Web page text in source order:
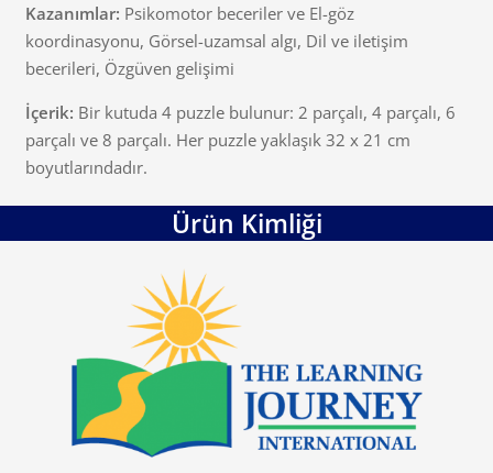
Kazanımlar: Psikomotor beceriler ve El-göz
koordinasyonu, Görsel-uzamsal algı, Dil ve iletişim
becerileri, Özgüven gelişimi
İçerik: Bir kutuda 4 puzzle bulunur: 2 parçalı, 4 parçalı, 6
parçalı ve 8 parçalı. Her puzzle yaklaşık 32 x 21 cm
boyutlarındadır.
Ürün Kimliği